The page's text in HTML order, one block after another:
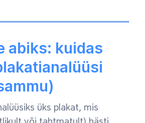
abiks: kuidas
üks plakat, mis